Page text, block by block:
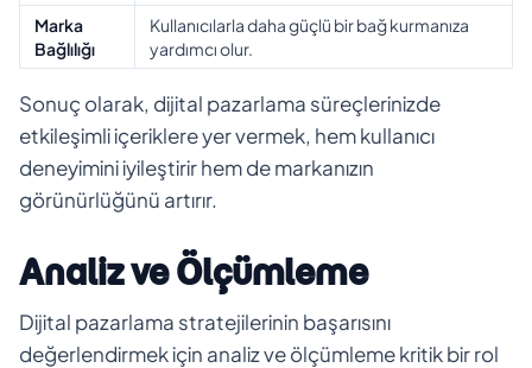
Marka
Bağlılığı
Kullanıcılarla daha güçlü bir bağ kurmanıza
yardımcı olur.
Sonuç olarak, dijital pazarlama süreçlerinizde
etkileşimli içeriklere yer vermek, hem kullanıcı
deneyimini iyileştirir hem de markanızın
görünürlüğünü artırır.
Analiz ve Ölçümleme
Dijital pazarlama stratejilerinin başarısını
değerlendirmek için analiz ve ölçümleme kritik bir rol